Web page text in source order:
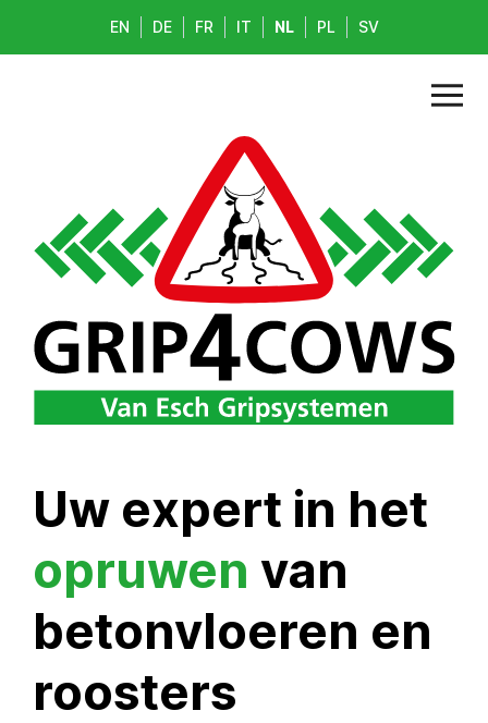
EN DE FR IT NL PL SV
Uw expert in het
opruwen van
betonvloeren en
roosters